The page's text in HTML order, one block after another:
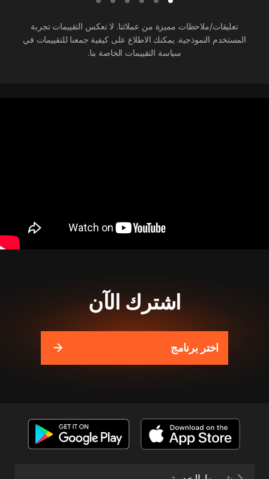
تعليقات/ملاحظات مميزة من عملائنا. لا تعكس التقييمات تجربة
المستخدم النموذجية. يمكنك الاطلاع على كيفية جمعنا للتقييمات في
سياسة التقييمات الخاصة بنا.
اشترك الآن
اختر برنامج